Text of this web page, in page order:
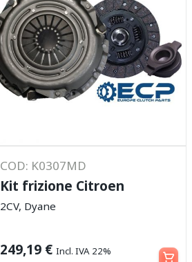
COD: K0307MD
Kit frizione Citroen
2CV, Dyane
249,19 € Incl. IVA 22% Leggi tutto